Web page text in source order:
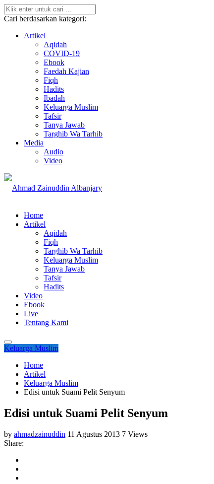
Cari berdasarkan kategori:
Artikel
Aqidah
COVID-19
Ebook
Faedah Kajian
Fiqh
Hadits
Ibadah
Keluarga Muslim
Tafsir
Tanya Jawab
Targhib Wa Tarhib
Media
Audio
Video
Home
Artikel
Aqidah
Fiqh
Targhib Wa Tarhib
Keluarga Muslim
Tanya Jawab
Tafsir
Hadits
Video
Ebook
Live
Tentang Kami
Keluarga Muslim
Home
Artikel
Keluarga Muslim
Edisi untuk Suami Pelit Senyum
Edisi untuk Suami Pelit Senyum
by ahmadzainuddin 11 Agustus 2013 7 Views
Share: